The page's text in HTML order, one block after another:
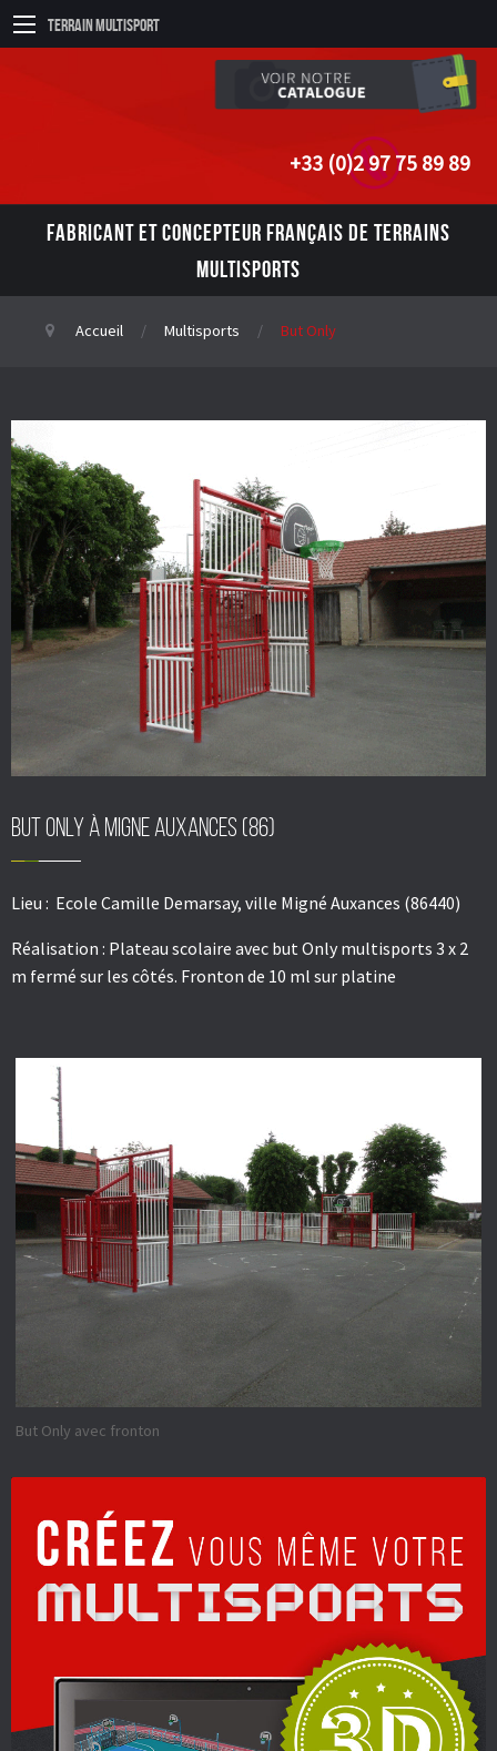
Terrain Multisport
+33 (0)2 97 75 89 89
FABRICANT ET CONCEPTEUR FRANÇAIS DE TERRAINS
MULTISPORTS
Accueil Multisports But Only
But Only à MIGNE AUXANCES (86)
Lieu : Ecole Camille Demarsay, ville Migné Auxances (86440)
Réalisation : Plateau scolaire avec but Only multisports 3 x 2
m fermé sur les côtés. Fronton de 10 ml sur platine
But Only avec fronton